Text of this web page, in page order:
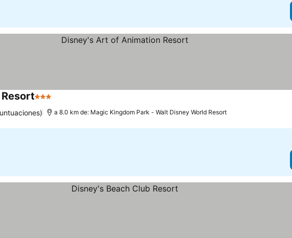
3 Estrellas
a 8.0 km de: Magic Kingdom Park - Walt Disney World Resort